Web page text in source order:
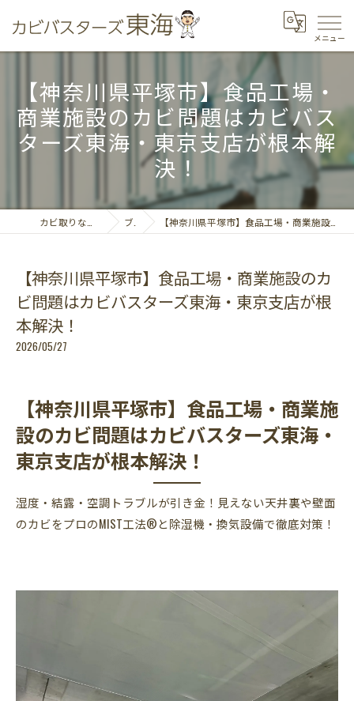
【神奈川県平塚市】食品工場・
商業施設のカビ問題はカビバス
ターズ東海・東京支店が根本解
決！
ブログ 【神奈川県平塚市】食品工場・商業施設のカビ問題はカビバスターズ東海・東京支店が根本解決！
【神奈川県平塚市】食品工場・商業施設のカ
ビ問題はカビバスターズ東海・東京支店が根
本解決！
2026/05/27
【神奈川県平塚市】食品工場・商業施
設のカビ問題はカビバスターズ東海・
東京支店が根本解決！
湿度・結露・空調トラブルが引き金！見えない天井裏や壁面
のカビをプロのMIST工法®と除湿機・換気設備で徹底対策！